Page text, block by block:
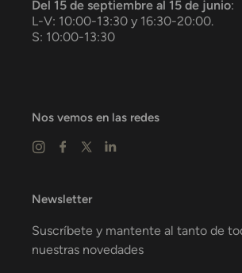
Del 15 de septiembre al 15 de junio:
L-V: 10:00-13:30 y 16:30-20:00.
S: 10:00-13:30
Nos vemos en las redes
Newsletter
Suscríbete y mantente al tanto de
nuestras novedades